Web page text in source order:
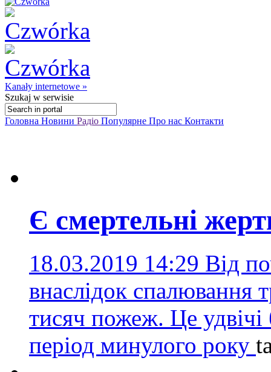
Kanały internetowe »
Szukaj w serwisie
Головна Новини Радіо Популярне Про нас Контакти
Є смертельні
18.03.2019 14:29 Від
внаслідок спалювання
тисяч пожеж. Це удвічі
період минулого року